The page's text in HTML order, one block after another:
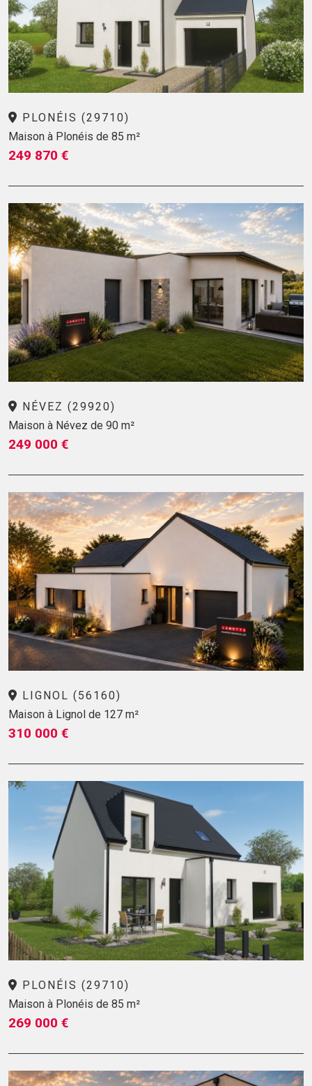
PLONÉIS (29710)
Maison à Plonéis de 85 m²
249 870 €
NÉVEZ (29920)
Maison à Névez de 90 m²
249 000 €
LIGNOL (56160)
Maison à Lignol de 127 m²
310 000 €
PLONÉIS (29710)
Maison à Plonéis de 85 m²
269 000 €